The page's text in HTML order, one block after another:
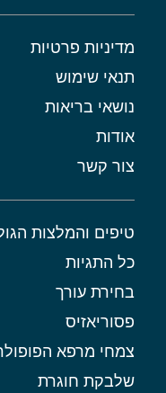
מדיניות פרטיות
תנאי שימוש
נושאי בריאות
אודות
צור קשר
טיפים והמלצות
כל התגיות
בחירת עורך
פסוריאזיס
צמחי מרפא
שלבקת חוגרת